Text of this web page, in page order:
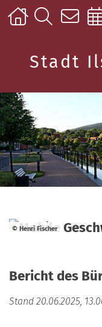
Stadt
© Henri Fischer
Bericht des
Stand 20.06.2025,